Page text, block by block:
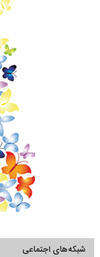
شبکه‌های اجتماعی